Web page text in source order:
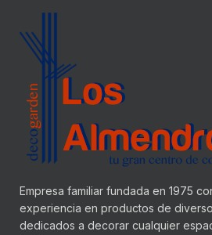
Empresa familiar fundada en 1975
experiencia en productos de
dedicados a decorar cualquier